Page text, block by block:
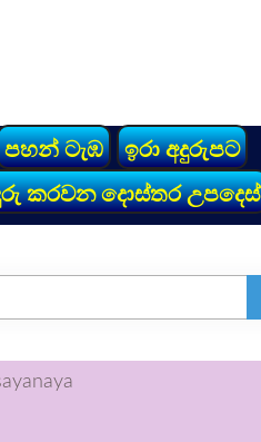
පහන් ටැඹ
ඉරා අදුරුපට
කරවන දොස්තර උපදෙස්